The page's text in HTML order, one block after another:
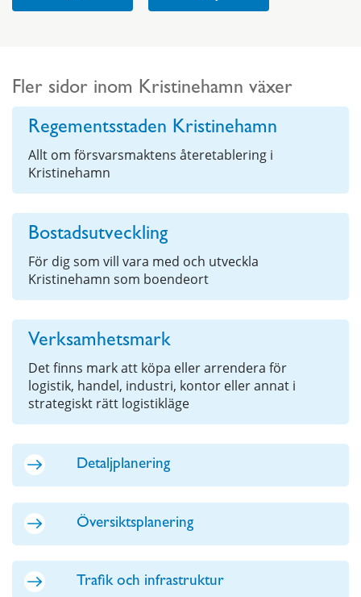
Fler sidor inom Kristinehamn växer
Regementsstaden Kristinehamn
Allt om försvarsmaktens återetablering i
Kristinehamn
Bostadsutveckling
För dig som vill vara med och utveckla
Kristinehamn som boendeort
Verksamhetsmark
Det finns mark att köpa eller arrendera för
logistik, handel, industri, kontor eller annat i
strategiskt rätt logistikläge
Detaljplanering
Översiktsplanering
Trafik och infrastruktur